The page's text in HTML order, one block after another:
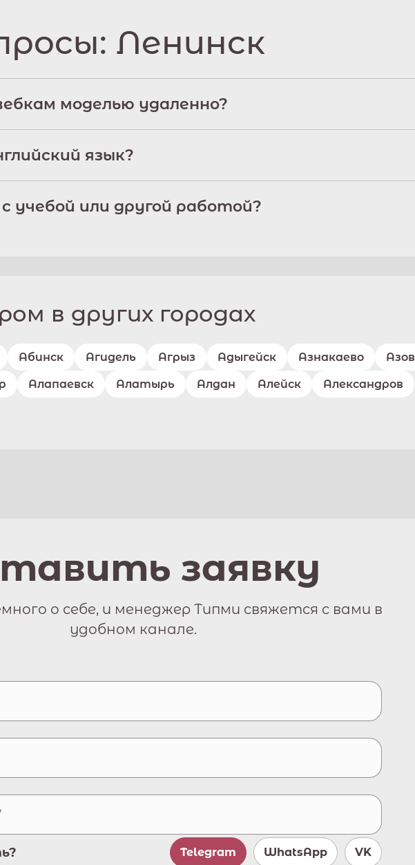
Ленинск
моделью удаленно?
язык?
учебой или другой работой?
в других городах
Абинск Агидель Агрыз Адыгейск Азнакаево Азов
Алапаевск Алатырь Алдан Алейск Александров
заявку
о себе, и менеджер Типми свяжется с вами в
удобном канале.
Telegram WhatsApp VK